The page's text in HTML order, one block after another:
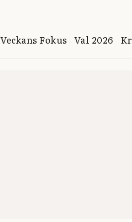
Veckans Fokus Val 2026